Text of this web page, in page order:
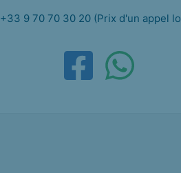
+33 9 70 70 30 20 (Prix d'un appel